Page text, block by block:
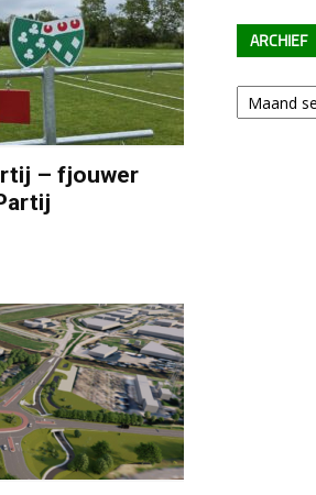
– fjouwer
ARCHIEF
Archief